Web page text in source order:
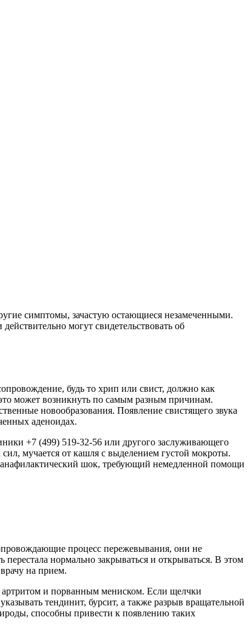
симптомы, зачастую остающиеся незамеченными.
могут свидетельствовать об
будь то хрип или свист, должно как
может возникнуть по самым разным причинам.
новообразования. Появление свистящего звука
аденоидах.
+7 (499) 519-32-56 или другого заслуживающего
мучается от кашля с выделением густой мокроты.
анафилактический шок, требующий немедленной помощи
процесс пережевывания, они не
нормально закрываться и открываться. В этом
на прием.
артритом и порванным мениском. Если щелчки
тендинит, бурсит, а также разрыв вращательной
способны привести к появлению таких